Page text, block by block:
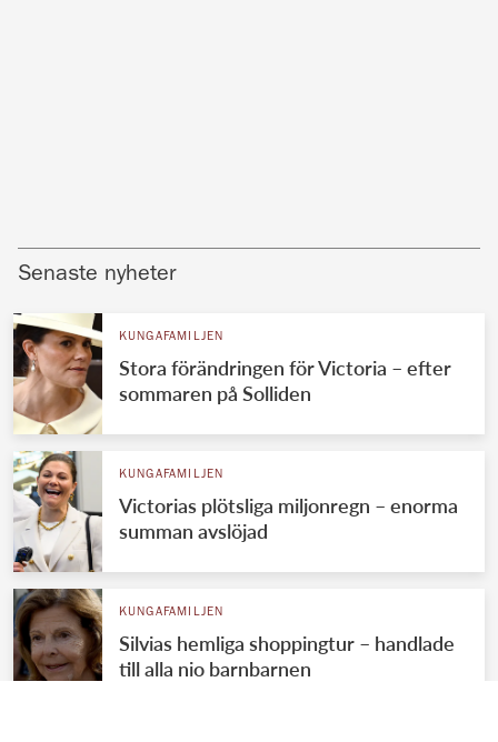
Senaste nyheter
KUNGAFAMILJEN
Stora förändringen för Victoria – efter
sommaren på Solliden
KUNGAFAMILJEN
Victorias plötsliga miljonregn – enorma
summan avslöjad
KUNGAFAMILJEN
Silvias hemliga shoppingtur – handlade
till alla nio barnbarnen